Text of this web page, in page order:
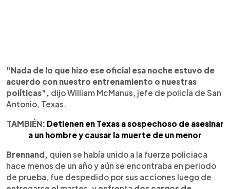
"Nada de lo que hizo ese oficial esa noche estuvo de
acuerdo con nuestro entrenamiento o nuestras
políticas", dijo William McManus, jefe de policía de San
Antonio, Texas.
TAMBIÉN: Detienen en Texas a sospechoso de asesinar
a un hombre y causar la muerte de un menor
Brennand, quien se había unido a la fuerza policiaca
hace menos de un año y aún se encontraba en periodo
de prueba, fue despedido por sus acciones luego de